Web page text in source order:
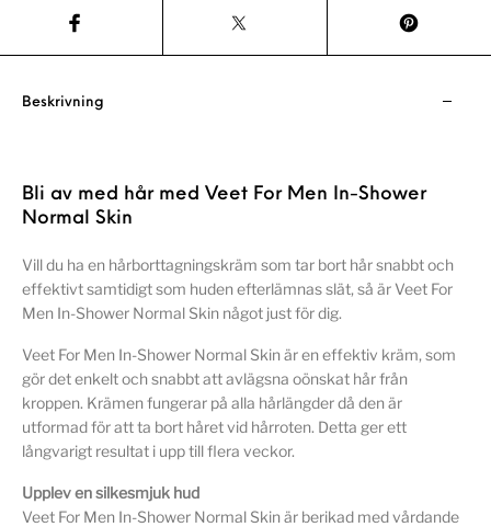
Beskrivning
Bli av med hår med Veet For Men In-Shower
Normal Skin
Vill du ha en hårborttagningskräm som tar bort hår snabbt och
effektivt samtidigt som huden efterlämnas slät, så är Veet For
Men In-Shower Normal Skin något just för dig.
Veet For Men In-Shower Normal Skin är en effektiv kräm, som
gör det enkelt och snabbt att avlägsna oönskat hår från
kroppen. Krämen fungerar på alla hårlängder då den är
utformad för att ta bort håret vid hårroten. Detta ger ett
långvarigt resultat i upp till flera veckor.
Upplev en silkesmjuk hud
Veet For Men In-Shower Normal Skin är berikad med vårdande